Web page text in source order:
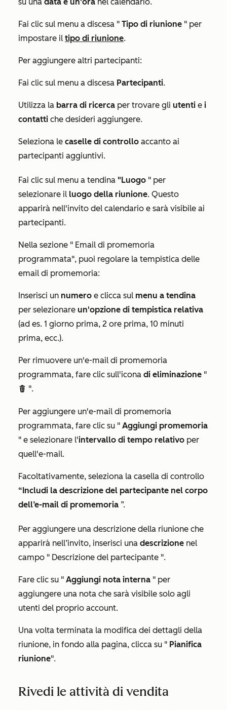
Fai clic sul menu a discesa " Tipo di riunione " per
impostare il tipo di riunione.
Per aggiungere altri partecipanti:
Fai clic sul menu a discesa Partecipanti.
Utilizza la barra di ricerca per trovare gli utenti e i
contatti che desideri aggiungere.
Seleziona le caselle di controllo accanto ai
partecipanti aggiuntivi.
Fai clic sul menu a tendina "Luogo " per
selezionare il luogo della riunione. Questo
apparirà nell'invito del calendario e sarà visibile ai
partecipanti.
Nella sezione " Email di promemoria
programmata", puoi regolare la tempistica delle
email di promemoria:
Inserisci un numero e clicca sul menu a tendina
per selezionare un'opzione di tempistica relativa
(ad es. 1 giorno prima, 2 ore prima, 10 minuti
prima, ecc.).
Per rimuovere un'e-mail di promemoria
programmata, fare clic sull'icona di eliminazione "
delete ".
Per aggiungere un'e-mail di promemoria
programmata, fare clic su " Aggiungi promemoria
" e selezionare l'intervallo di tempo relativo per
quell'e-mail.
Facoltativamente, seleziona la casella di controllo
“Includi la descrizione del partecipante nel corpo
dell’e-mail di promemoria ”.
Per aggiungere una descrizione della riunione che
apparirà nell’invito, inserisci una descrizione nel
campo " Descrizione del partecipante ".
Fare clic su " Aggiungi nota interna " per
aggiungere una nota che sarà visibile solo agli
utenti del proprio account.
Una volta terminata la modifica dei dettagli della
riunione, in fondo alla pagina, clicca su " Pianifica
riunione".
Rivedi le attività di vendita